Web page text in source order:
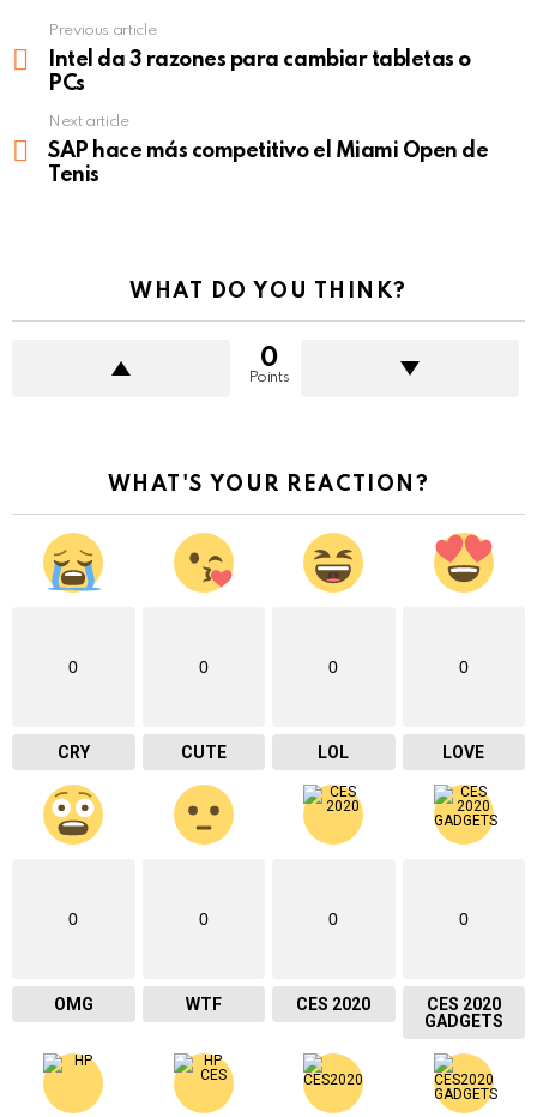
more
Previous article
Intel da 3 razones para cambiar tabletas o
PCs
Next article
SAP hace más competitivo el Miami Open de
Tenis
WHAT DO YOU THINK?
0
Points
WHAT'S YOUR REACTION?
0
CRY
0
CUTE
0
LOL
0
LOVE
0
OMG
0
WTF
0
CES 2020
0
CES 2020
GADGETS